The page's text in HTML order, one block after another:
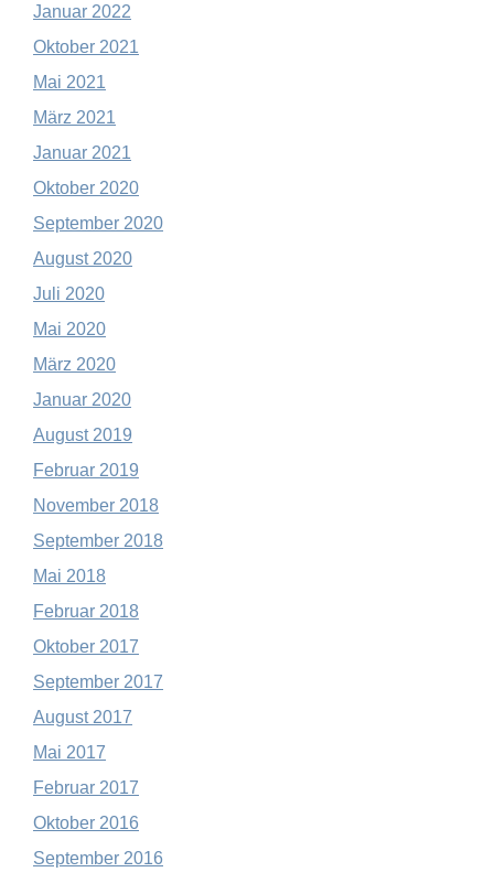
Januar 2022
Oktober 2021
Mai 2021
März 2021
Januar 2021
Oktober 2020
September 2020
August 2020
Juli 2020
Mai 2020
März 2020
Januar 2020
August 2019
Februar 2019
November 2018
September 2018
Mai 2018
Februar 2018
Oktober 2017
September 2017
August 2017
Mai 2017
Februar 2017
Oktober 2016
September 2016